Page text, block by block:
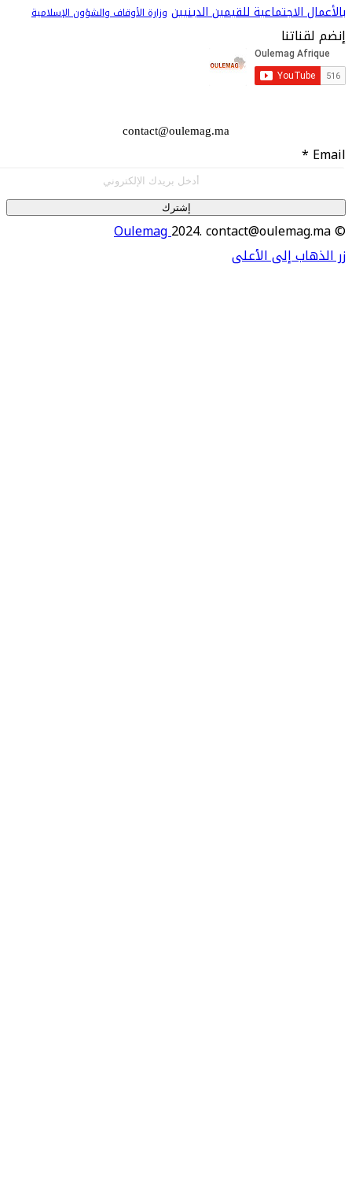
الاجتماعية للقيمين الدينيين وزارة الأوقاف والشؤون الإسلامية
contact@oulemag.ma
Oulemag2024.
إلى الأعلى